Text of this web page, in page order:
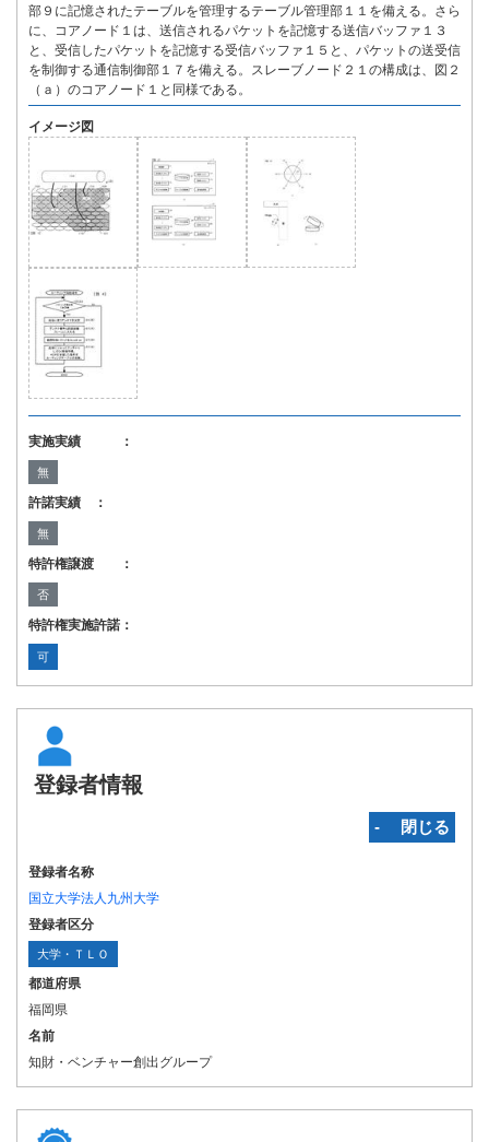
部９に記憶されたテーブルを管理するテーブル管理部１１を備える。さら
に、コアノード１は、送信されるパケットを記憶する送信バッファ１３
と、受信したパケットを記憶する受信バッファ１５と、パケットの送受信
を制御する通信制御部１７を備える。スレーブノード２１の構成は、図２
（ａ）のコアノード１と同様である。
イメージ図
実施実績 ：
無
許諾実績 ：
無
特許権譲渡 ：
否
特許権実施許諾：
可
登録者情報
‐ 閉じる
登録者名称
国立大学法人九州大学
登録者区分
大学・ＴＬＯ
都道府県
福岡県
名前
知財・ベンチャー創出グループ